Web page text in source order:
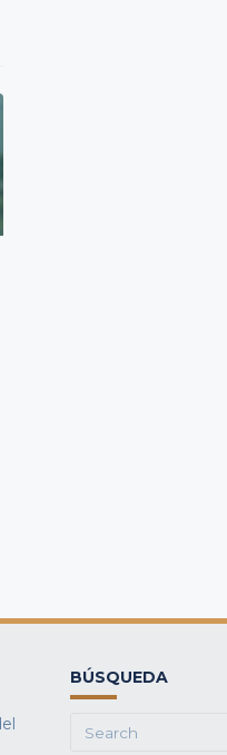
BÚSQUEDA
Search